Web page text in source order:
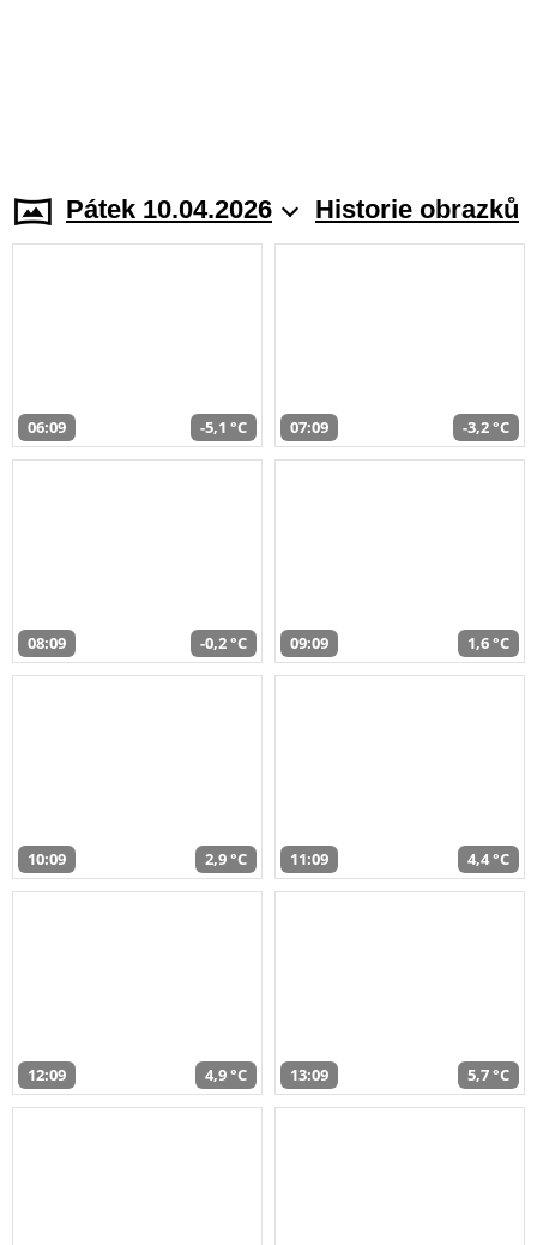
Pátek 10.04.2026 Historie obrazků
06:09 -5,1 °C 07:09 -3,2 °C
08:09 -0,2 °C 09:09 1,6 °C
10:09 2,9 °C 11:09 4,4 °C
12:09 4,9 °C 13:09 5,7 °C